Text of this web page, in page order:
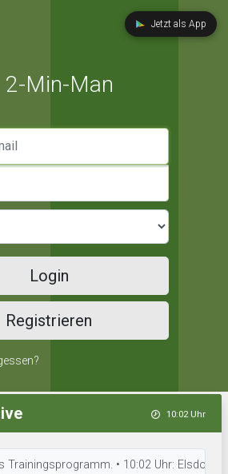
Jetzt als App
2-Min-Man
Login
Registrieren
10:02 Uhr
• 10:02 Uhr: Elsdorfer